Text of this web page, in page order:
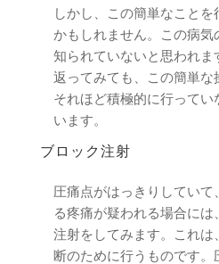
しかし、この簡単なこと
かもしれません。この病気
知られていないと思われま
返ってみても、この簡単な
それほど積極的に行ってい
います。
ブロック注射
圧痛点がはっきりしていて
る疼痛が疑われる場合には
注射をしてみます。これは
断のために行うものです。